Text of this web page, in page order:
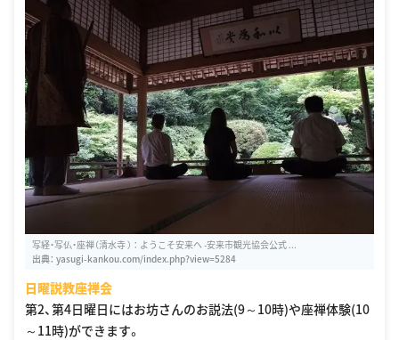
写経・写仏・座禅（清水寺 ） ： ようこそ安来へ -安来市観光協会公式 ...
出典： yasugi-kankou.com/index.php?view=5284
日曜説教座禅会
第2、第4日曜日にはお坊さんのお説法(9～10時)や座禅体験(10
～11時)ができます。